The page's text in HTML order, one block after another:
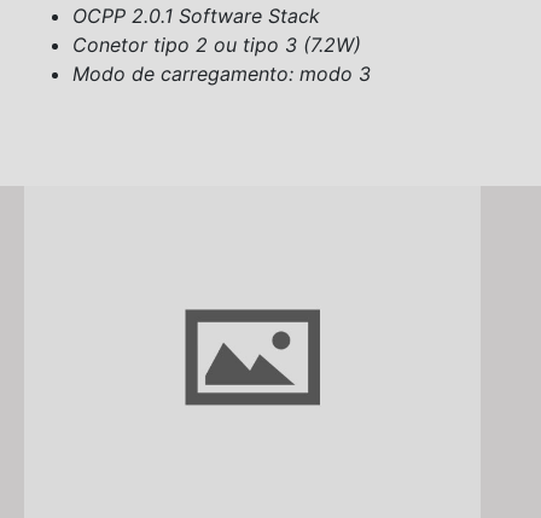
OCPP 2.0.1 Software Stack
Conetor tipo 2 ou tipo 3 (7.2W)
Modo de carregamento: modo 3